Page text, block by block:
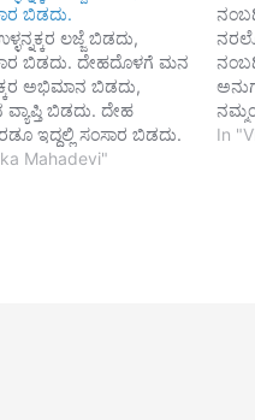
ಬಿಡದು.
ಲಜ್ಜೆ ಬಿಡದು,
ಬಿಡದು. ದೇಹದೊಳಗೆ ಮನ
ಅಭಿಮಾನ ಬಿಡದು,
ಬಿಡದು. ದೇಹ
ಇದ್ದಲ್ಲಿ ಸಂಸಾರ ಬಿಡದು.
ಭವ ಬೆನ್ನ ಬಿಡದು.
Mahadevi"
In